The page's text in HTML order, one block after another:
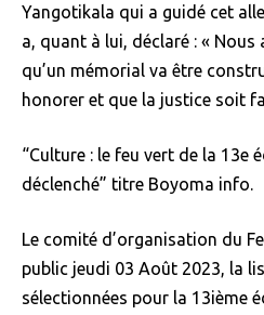
Yangotikala qui a guidé cet
a, quant à lui, déclaré : « Nous
qu’un mémorial va être
honorer et que la justice soit
“Culture : le feu vert de la 13e
déclenché” titre Boyoma info.
Le comité d’organisation du
public jeudi 03 Août 2023, la
sélectionnées pour la 13ième